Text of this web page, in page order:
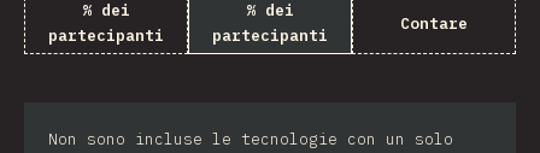
% dei
partecipanti
% dei
partecipanti
Contare
Non sono incluse le tecnologie con un solo